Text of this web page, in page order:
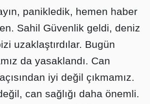
panikledik, hemen haber
Sahil Güvenlik geldi, deniz
uzaklaştırdılar. Bugün
da yasaklandı. Can
iyi değil çıkmamız.
can sağlığı daha önemli.